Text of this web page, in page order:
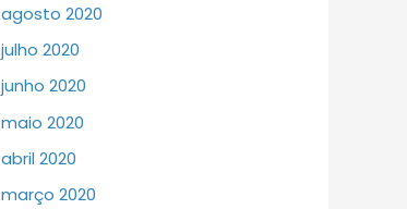
agosto 2020
julho 2020
junho 2020
maio 2020
abril 2020
março 2020